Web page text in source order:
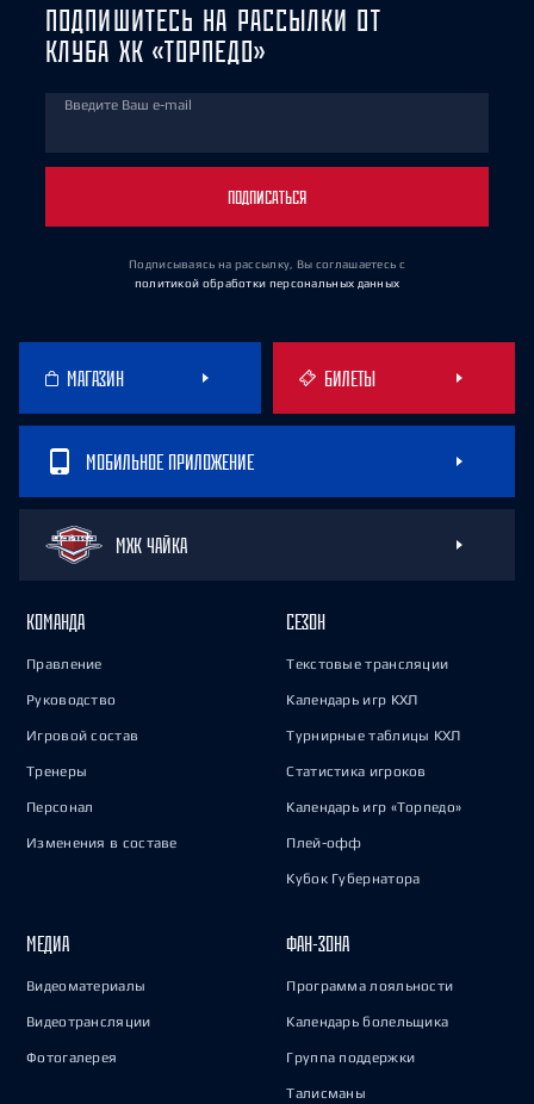
ПОДПИШИТЕСЬ НА РАССЫЛКИ ОТ
КЛУБА ХК «ТОРПЕДО»
Введите Ваш e-mail
ПОДПИСАТЬСЯ
Подписываясь на рассылку, Вы соглашаетесь с
политикой обработки персональных данных
МАГАЗИН БИЛЕТЫ
МОБИЛЬНОЕ ПРИЛОЖЕНИЕ
МХК ЧАЙКА
КОМАНДА
Правление
Руководство
Игровой состав
Тренеры
Персонал
Изменения в составе
СЕЗОН
Текстовые трансляции
Календарь игр КХЛ
Турнирные таблицы КХЛ
Статистика игроков
Календарь игр «Торпедо»
Плей-офф
Кубок Губернатора
МЕДИА
Видеоматериалы
Видеотрансляции
Фотогалерея
ФАН-ЗОНА
Программа лояльности
Календарь болельщика
Группа поддержки
Талисманы